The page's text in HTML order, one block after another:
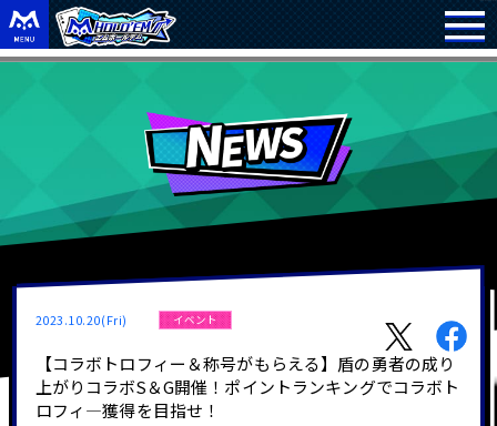
2023.10.20(Fri) イベント
【コラボトロフィー＆称号がもらえる】盾の勇者の成り
上がりコラボS＆G開催！ポイントランキングでコラボト
ロフィ―獲得を目指せ！